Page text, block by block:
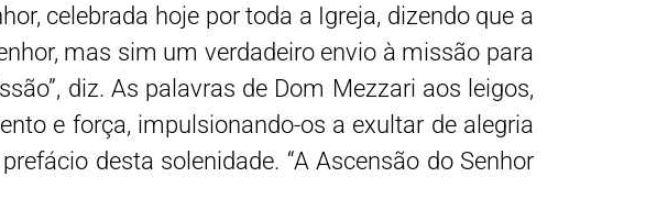
celebrada hoje por toda a Igreja, dizendo que a
mas sim um verdadeiro envio à missão para
diz. As palavras de Dom Mezzari aos leigos,
e força, impulsionando-os a exultar de alegria
desta solenidade. “A Ascensão do Senhor